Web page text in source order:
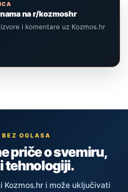
na r/kozmoshr
i komentare uz Kozmos.hr
BEZ OGLASA
priče o svemiru,
tehnologiji.
i može uključivati